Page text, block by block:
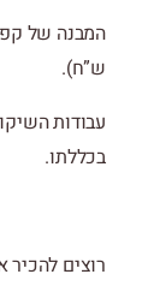
ש”ח).
עבודות
בכללתו.
רוצים